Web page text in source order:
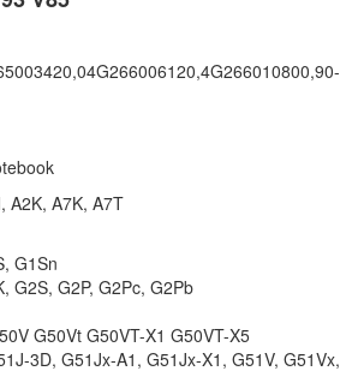
A2K, A7K, A7T
G1Sn
G2S, G2P, G2Pc, G2Pb
G50Vt G50VT-X1 G50VT-X5
3D, G51Jx-A1, G51Jx-X1, G51V, G51Vx,